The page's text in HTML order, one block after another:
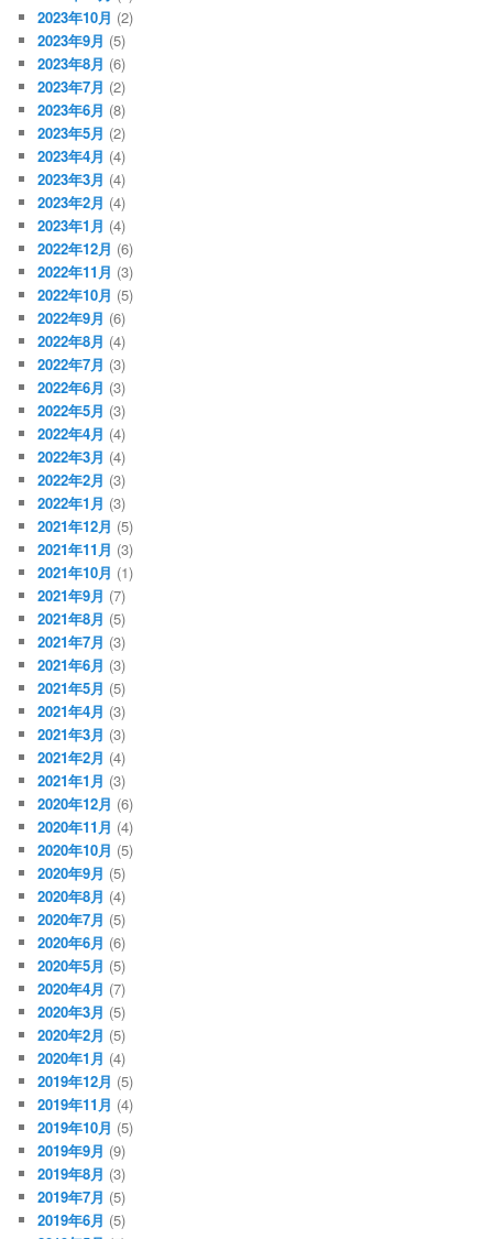
2023年10月 (2)
2023年9月 (5)
2023年8月 (6)
2023年7月 (2)
2023年6月 (8)
2023年5月 (2)
2023年4月 (4)
2023年3月 (4)
2023年2月 (4)
2023年1月 (4)
2022年12月 (6)
2022年11月 (3)
2022年10月 (5)
2022年9月 (6)
2022年8月 (4)
2022年7月 (3)
2022年6月 (3)
2022年5月 (3)
2022年4月 (4)
2022年3月 (4)
2022年2月 (3)
2022年1月 (3)
2021年12月 (5)
2021年11月 (3)
2021年10月 (1)
2021年9月 (7)
2021年8月 (5)
2021年7月 (3)
2021年6月 (3)
2021年5月 (5)
2021年4月 (3)
2021年3月 (3)
2021年2月 (4)
2021年1月 (3)
2020年12月 (6)
2020年11月 (4)
2020年10月 (5)
2020年9月 (5)
2020年8月 (4)
2020年7月 (5)
2020年6月 (6)
2020年5月 (5)
2020年4月 (7)
2020年3月 (5)
2020年2月 (5)
2020年1月 (4)
2019年12月 (5)
2019年11月 (4)
2019年10月 (5)
2019年9月 (9)
2019年8月 (3)
2019年7月 (5)
2019年6月 (5)